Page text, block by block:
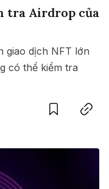
tra Airdrop của
giao dịch NFT lớn
có thể kiểm tra